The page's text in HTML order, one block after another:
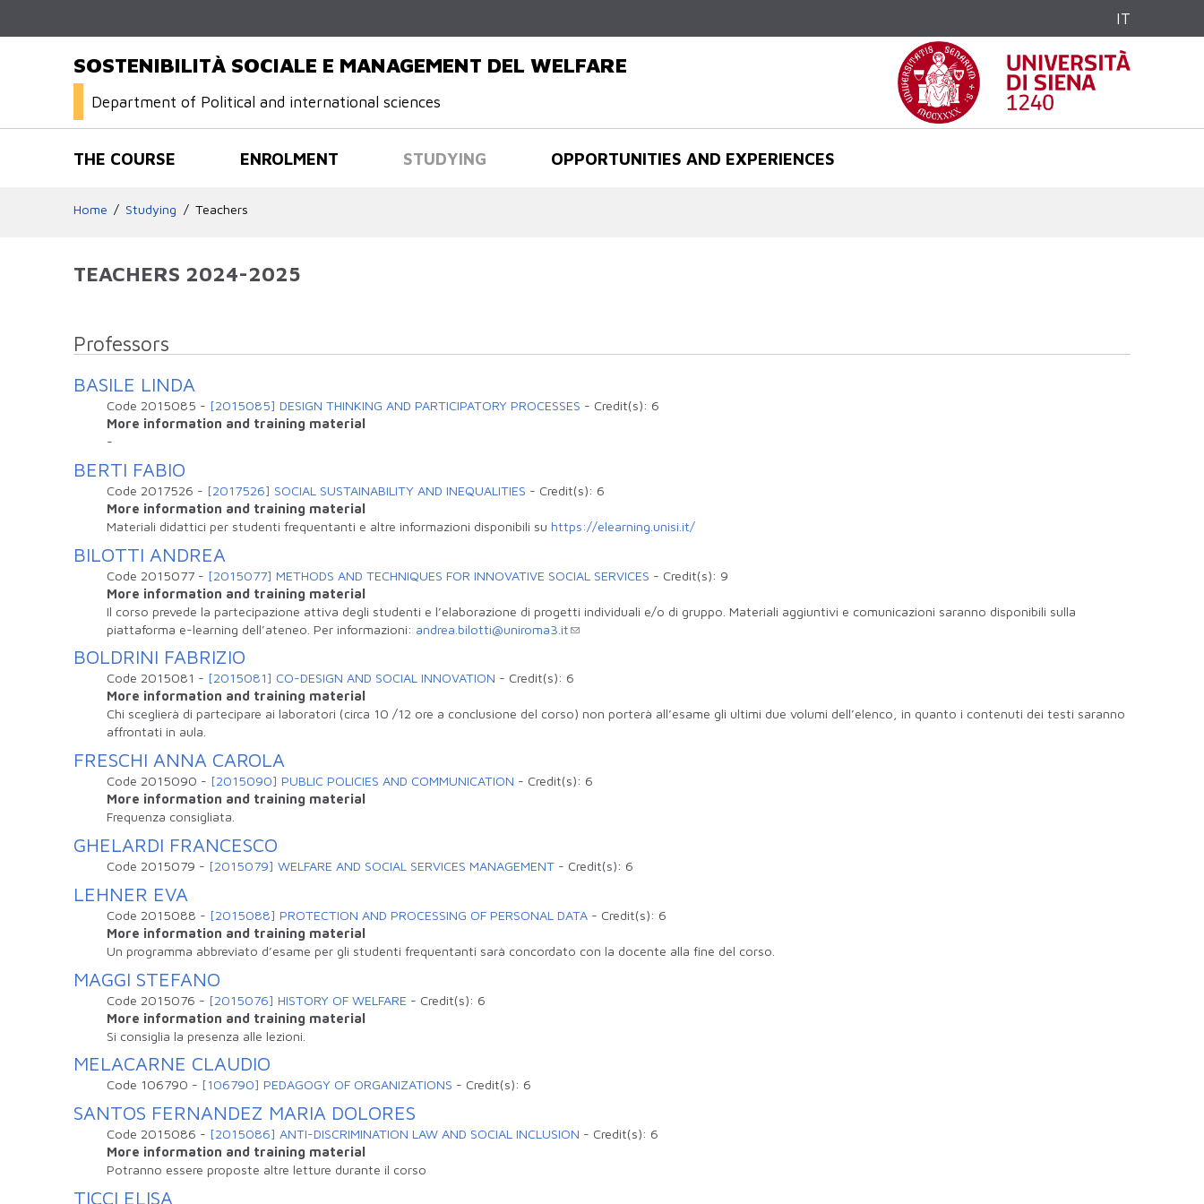
IT
SOSTENIBILITÀ SOCIALE E MANAGEMENT DEL WELFARE
Department of Political and international sciences
THE COURSE ENROLMENT STUDYING OPPORTUNITIES AND EXPERIENCES
Home Studying Teachers
TEACHERS 2024-2025
Professors
BASILE LINDA
Code 2015085 - [2015085] DESIGN THINKING AND PARTICIPATORY PROCESSES - Credit(s): 6
More information and training material
-
BERTI FABIO
Code 2017526 - [2017526] SOCIAL SUSTAINABILITY AND INEQUALITIES - Credit(s): 6
More information and training material
Materiali didattici per studenti frequentanti e altre informazioni disponibili su https://elearning.unisi.it/
BILOTTI ANDREA
Code 2015077 - [2015077] METHODS AND TECHNIQUES FOR INNOVATIVE SOCIAL SERVICES - Credit(s): 9
More information and training material
Il corso prevede la partecipazione attiva degli studenti e l’elaborazione di progetti individuali e/o di gruppo. Materiali aggiuntivi e comunicazioni saranno disponibili sulla
piattaforma e-learning dell’ateneo. Per informazioni: andrea.bilotti@uniroma3.it
BOLDRINI FABRIZIO
Code 2015081 - [2015081] CO-DESIGN AND SOCIAL INNOVATION - Credit(s): 6
More information and training material
Chi sceglierà di partecipare ai laboratori (circa 10 /12 ore a conclusione del corso) non porterà all’esame gli ultimi due volumi dell’elenco, in quanto i contenuti dei testi saranno
affrontati in aula.
FRESCHI ANNA CAROLA
Code 2015090 - [2015090] PUBLIC POLICIES AND COMMUNICATION - Credit(s): 6
More information and training material
Frequenza consigliata.
GHELARDI FRANCESCO
Code 2015079 - [2015079] WELFARE AND SOCIAL SERVICES MANAGEMENT - Credit(s): 6
LEHNER EVA
Code 2015088 - [2015088] PROTECTION AND PROCESSING OF PERSONAL DATA - Credit(s): 6
More information and training material
Un programma abbreviato d’esame per gli studenti frequentanti sarà concordato con la docente alla fine del corso.
MAGGI STEFANO
Code 2015076 - [2015076] HISTORY OF WELFARE - Credit(s): 6
More information and training material
Si consiglia la presenza alle lezioni.
MELACARNE CLAUDIO
Code 106790 - [106790] PEDAGOGY OF ORGANIZATIONS - Credit(s): 6
SANTOS FERNANDEZ MARIA DOLORES
Code 2015086 - [2015086] ANTI-DISCRIMINATION LAW AND SOCIAL INCLUSION - Credit(s): 6
More information and training material
Potranno essere proposte altre letture durante il corso
TICCI ELISA